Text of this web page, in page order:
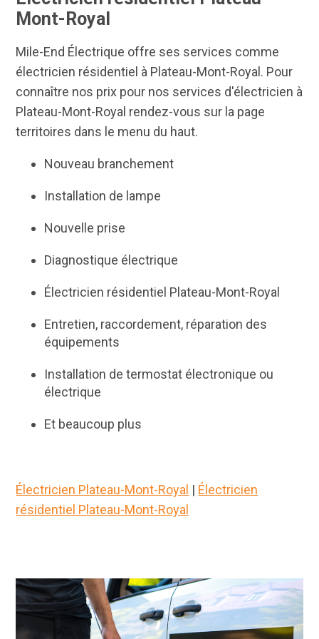
Mont-Royal
Mile-End Électrique offre ses services comme
électricien résidentiel à Plateau-Mont-Royal. Pour
connaître nos prix pour nos services d'électricien à
Plateau-Mont-Royal rendez-vous sur la page
territoires dans le menu du haut.
Nouveau branchement
Installation de lampe
Nouvelle prise
Diagnostique électrique
Électricien résidentiel Plateau-Mont-Royal
Entretien, raccordement, réparation des
équipements
Installation de termostat électronique ou
électrique
Et beaucoup plus
Électricien Plateau-Mont-Royal | Électricien
résidentiel Plateau-Mont-Royal